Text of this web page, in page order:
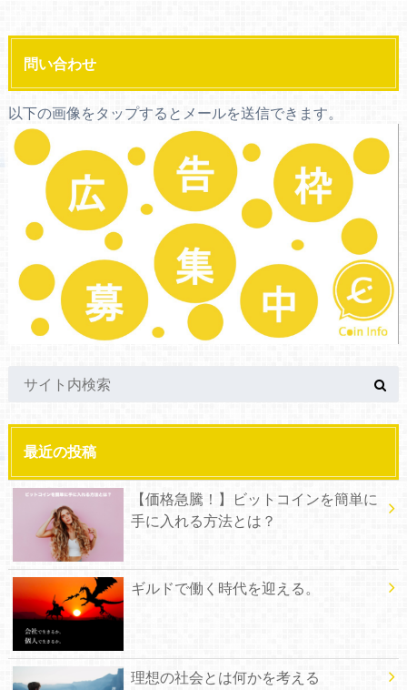
問い合わせ
以下の画像をタップするとメールを送信できます。
最近の投稿
【価格急騰！】ビットコインを簡単に
手に入れる方法とは？
ギルドで働く時代を迎える。
理想の社会とは何かを考える